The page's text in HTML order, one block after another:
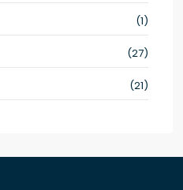
(1)
(27)
(21)